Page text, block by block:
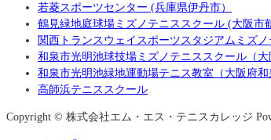
若菱スポーツセンター (兵庫県伊丹市）
鶴見緑地庭球場ミズノテニススクール (大阪市
関西トランスウェイスポーツスタジアムミズ
和泉市光明池球技場ミズノテニススクール（大
和泉市光明池緑地運動場テニス教室（大阪府和
高師浜テニススクール
Copyright © 株式会社エム・エス・テニスカレッジ